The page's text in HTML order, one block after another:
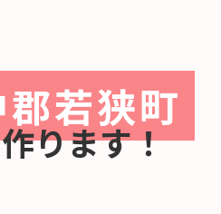
若狭町
ります！